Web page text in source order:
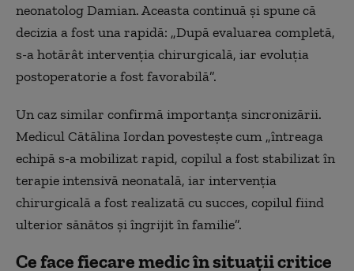
neonatolog Damian. Aceasta continuă și spune că
decizia a fost una rapidă: „După evaluarea completă,
s-a hotărât intervenția chirurgicală, iar evoluția
postoperatorie a fost favorabilă”.
Un caz similar confirmă importanța sincronizării.
Medicul Cătălina Iordan povestește cum „întreaga
echipă s-a mobilizat rapid, copilul a fost stabilizat în
terapie intensivă neonatală, iar intervenția
chirurgicală a fost realizată cu succes, copilul fiind
ulterior sănătos și îngrijit în familie”.
Ce face fiecare medic în situații critice